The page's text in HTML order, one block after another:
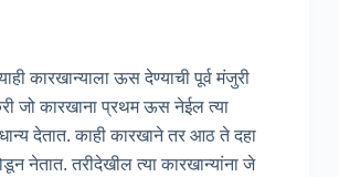
कारखान्याला ऊस देण्याची पूर्व मंजुरी
जो कारखाना प्रथम ऊस नेईल त्या
देतात. काही कारखाने तर आठ ते दहा
नेतात. तरीदेखील त्या कारखान्यांना जे